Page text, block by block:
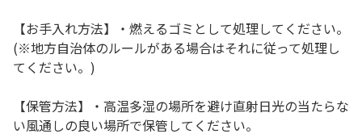
【お手入れ方法】・燃えるゴミとして処理してください。
(※地方自治体のルールがある場合はそれに従って処理し
てください。)
【保管方法】・高温多湿の場所を避け直射日光の当たらな
い風通しの良い場所で保管してください。